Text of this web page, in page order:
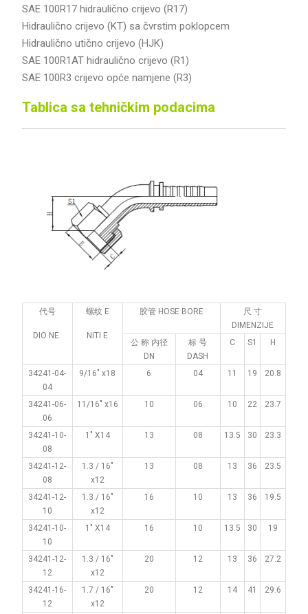
SAE 100R17 hidraulično crijevo (R17)
Hidraulično crijevo (KT) sa čvrstim poklopcem
Hidraulično utično crijevo (HJK)
SAE 100R1AT hidraulično crijevo (R1)
SAE 100R3 crijevo opće namjene (R3)
Tablica sa tehničkim podacima
代号
DIO NE.
螺纹 E
NITI E
胶管 HOSE BORE
尺 寸
DIMENZIJE
公 称 内径
DN
标 号
DASH
C S1 H
34241-04-
04
9/16" x18 6 04 11 19 20.8
34241-06-
06
11/16" x16 10 06 10 22 23.7
34241-10-
08
1" X14 13 08 13.5 30 23.3
34241-12-
08
1.3 / 16"
x12
13 08 13 36 23.5
34241-12-
10
1.3 / 16"
x12
16 10 13 36 19.5
34241-10-
10
1" X14 16 10 13.5 30 19
34241-12-
12
1.3 / 16"
x12
20 12 13 36 27.2
34241-16-
12
1.7 / 16"
x12
20 12 14 41 29.6